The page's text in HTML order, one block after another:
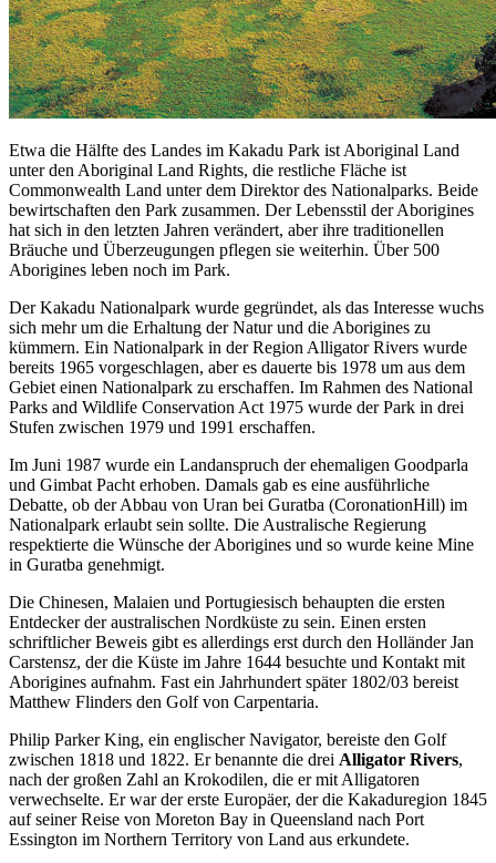
Etwa die Hälfte des Landes im Kakadu Park ist Aboriginal Land
unter den Aboriginal Land Rights, die restliche Fläche ist
Commonwealth Land unter dem Direktor des Nationalparks. Beide
bewirtschaften den Park zusammen. Der Lebensstil der Aborigines
hat sich in den letzten Jahren verändert, aber ihre traditionellen
Bräuche und Überzeugungen pflegen sie weiterhin. Über 500
Aborigines leben noch im Park.
Der Kakadu Nationalpark wurde gegründet, als das Interesse wuchs
sich mehr um die Erhaltung der Natur und die Aborigines zu
kümmern. Ein Nationalpark in der Region Alligator Rivers wurde
bereits 1965 vorgeschlagen, aber es dauerte bis 1978 um aus dem
Gebiet einen Nationalpark zu erschaffen. Im Rahmen des National
Parks and Wildlife Conservation Act 1975 wurde der Park in drei
Stufen zwischen 1979 und 1991 erschaffen.
Im Juni 1987 wurde ein Landanspruch der ehemaligen Goodparla
und Gimbat Pacht erhoben. Damals gab es eine ausführliche
Debatte, ob der Abbau von Uran bei Guratba (CoronationHill) im
Nationalpark erlaubt sein sollte. Die Australische Regierung
respektierte die Wünsche der Aborigines und so wurde keine Mine
in Guratba genehmigt.
Die Chinesen, Malaien und Portugiesisch behaupten die ersten
Entdecker der australischen Nordküste zu sein. Einen ersten
schriftlicher Beweis gibt es allerdings erst durch den Holländer Jan
Carstensz, der die Küste im Jahre 1644 besuchte und Kontakt mit
Aborigines aufnahm. Fast ein Jahrhundert später 1802/03 bereist
Matthew Flinders den Golf von Carpentaria.
Philip Parker King, ein englischer Navigator, bereiste den Golf
zwischen 1818 und 1822. Er benannte die drei Alligator Rivers,
nach der großen Zahl an Krokodilen, die er mit Alligatoren
verwechselte. Er war der erste Europäer, der die Kakaduregion 1845
auf seiner Reise von Moreton Bay in Queensland nach Port
Essington im Northern Territory von Land aus erkundete.